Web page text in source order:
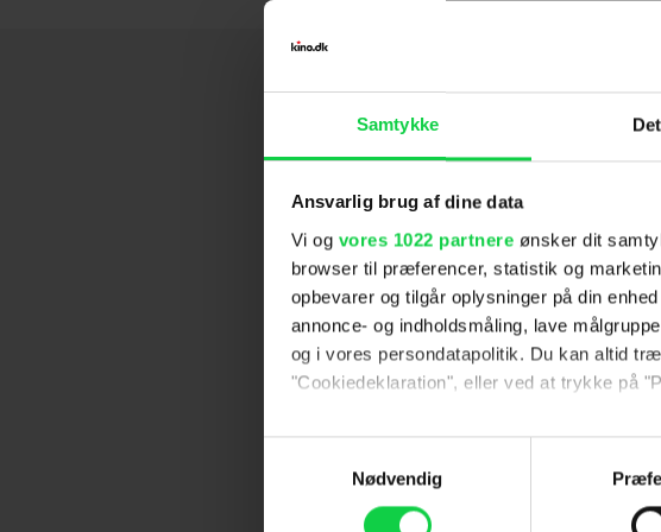
Samtykke
Ansvarlig brug af dine data
Vi og vores 1022 partnere ønsker dit
browser til præferencer, statistik og
opbevarer og tilgår oplysninger på din
annonce- og indholdsmåling, lave
og i vores persondatapolitik. Du kan altid
"Cookiedeklaration", eller ved at trykke på
Hvis du tillader det, vil vi også gerne:
Indsamle præcise oplysninger om
Nødvendig